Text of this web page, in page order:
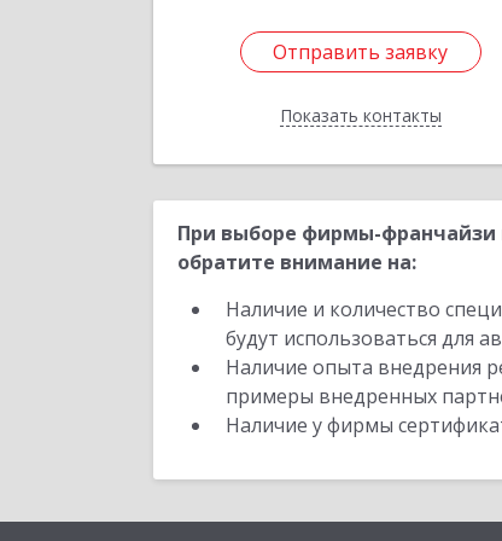
Отправить заявку
Показать контакты
Отправить заявку
Назад
При выборе фирмы-франчайзи
обратите внимание на:
Наличие и количество
будут использоваться для
Наличие опыта внедрения
примеры внедренных
Наличие у фирмы